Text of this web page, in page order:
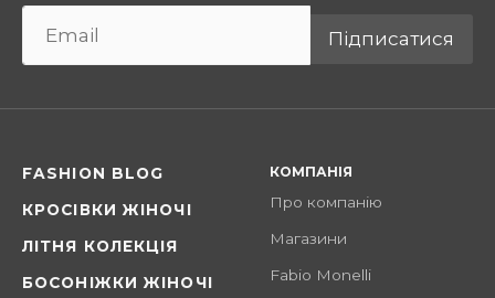
Підписатися
FASHION BLOG
КРОСІВКИ ЖІНОЧІ
ЛІТНЯ КОЛЕКЦІЯ
БОСОНІЖКИ ЖІНОЧІ
КОМПАНІЯ
Про компанію
Магазини
Fabio Monelli